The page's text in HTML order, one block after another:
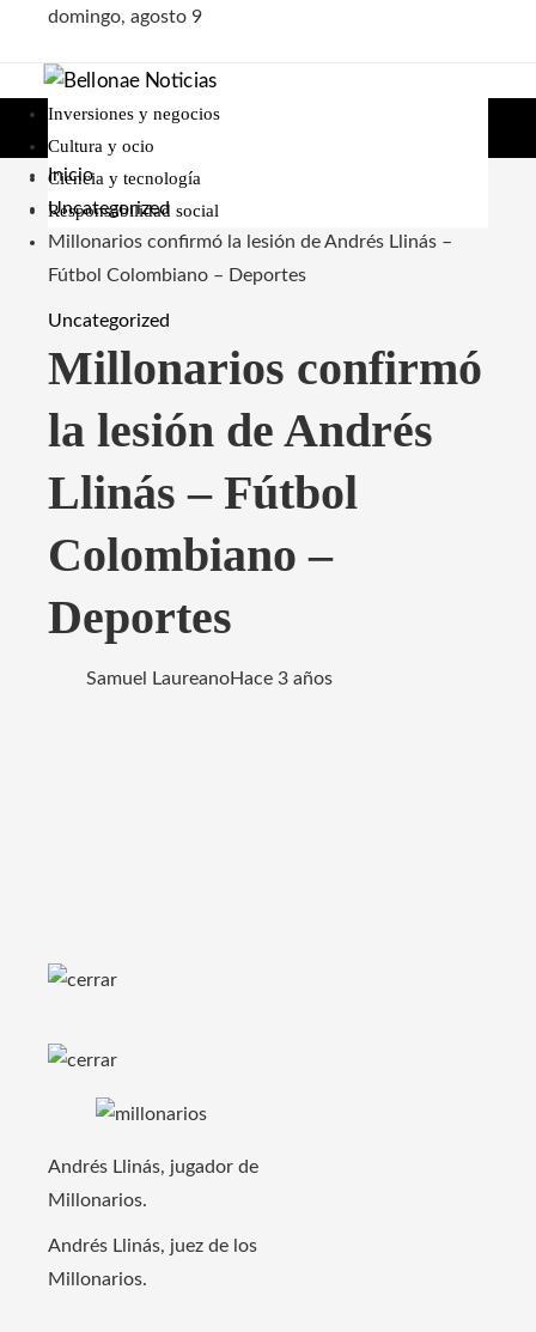
domingo, agosto 9
Inversiones y negocios
Cultura y ocio
Ciencia y tecnología
Responsabilidad social
Inicio
Uncategorized
Millonarios confirmó la lesión de Andrés Llinás –
Fútbol Colombiano – Deportes
Uncategorized
Millonarios confirmó
la lesión de Andrés
Llinás – Fútbol
Colombiano –
Deportes
Samuel LaureanoHace 3 años
Andrés Llinás, jugador de
Millonarios.
Andrés Llinás, juez de los
Millonarios.